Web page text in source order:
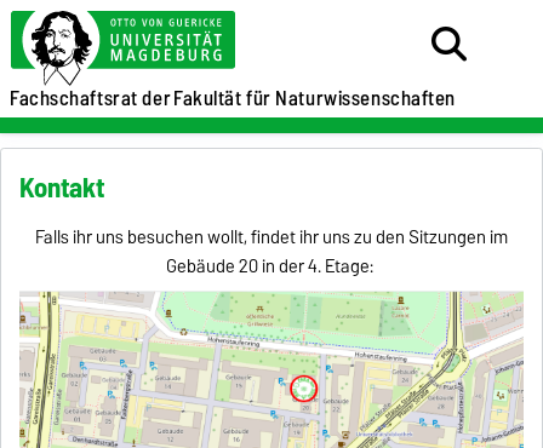
Fachschaftsrat derFakultät für Naturwissenschaften
Kontakt
Falls ihr uns besuchen wollt, findet ihr uns zu den Sitzungen im
Gebäude 20 in der 4. Etage: